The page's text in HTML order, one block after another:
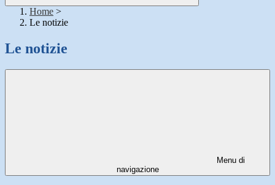
Home >
Le notizie
Le notizie
Menu di
navigazione